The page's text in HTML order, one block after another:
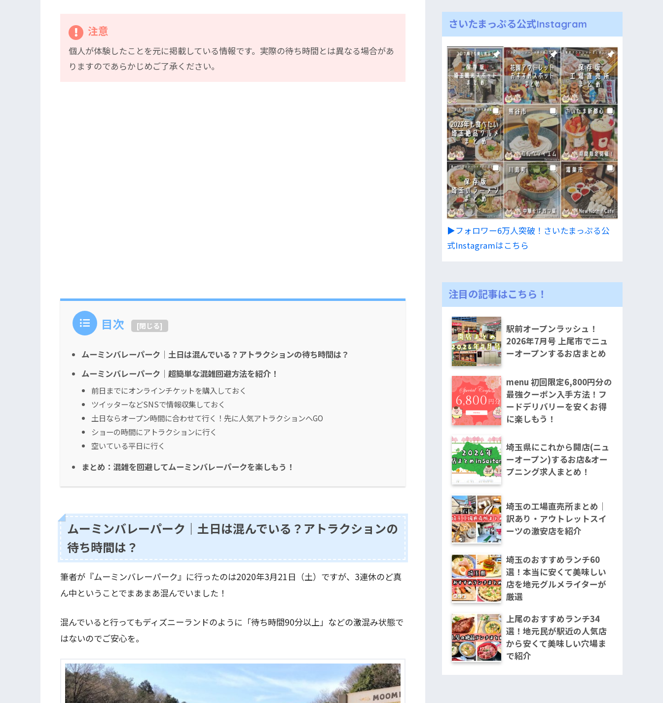
注意
個人が体験したことを元に掲載している情報です。実際の待ち時間とは異なる場合があ
りますのであらかじめご了承ください。
目次 [閉じる]
ムーミンバレーパーク｜土日は混んでいる？アトラクションの待ち時間は？
ムーミンバレーパーク｜超簡単な混雑回避方法を紹介！
前日までにオンラインチケットを購入しておく
ツイッターなどSNSで情報収集しておく
土日ならオープン時間に合わせて行く！先に人気アトラクションへGO
ショーの時間にアトラクションに行く
空いている平日に行く
まとめ：混雑を回避してムーミンバレーパークを楽しもう！
ムーミンバレーパーク｜土日は混んでいる？アトラクションの
待ち時間は？
筆者が『ムーミンバレーパーク』に行ったのは2020年3月21日（土）ですが、3連休のど真
ん中ということでまあまあ混んでいました！
混んでいると行ってもディズニーランドのように「待ち時間90分以上」などの激混み状態で
はないのでご安心を。
さいたまっぷる公式Instagram
▶︎フォロワー6万人突破！さいたまっぷる公
式Instagramはこちら
注目の記事はこちら！
駅前オープンラッシュ！
2026年7月号 上尾市でニュ
ーオープンするお店まとめ
menu 初回限定6,800円分の
最強クーポン入手方法！フ
ードデリバリーを安くお得
に楽しもう！
埼玉県にこれから開店(ニュ
ーオープン)するお店&オー
プニング求人まとめ！
埼玉の工場直売所まとめ｜
訳あり・アウトレットスイ
ーツの激安店を紹介
埼玉のおすすめランチ60
選！本当に安くて美味しい
店を地元グルメライターが
厳選
上尾のおすすめランチ34
選！地元民が駅近の人気店
から安くて美味しい穴場ま
で紹介